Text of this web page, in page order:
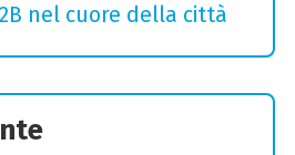
nel cuore della città